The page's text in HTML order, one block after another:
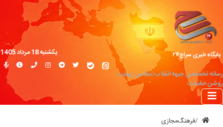
پایگاه خبری سراج۲۴
رسانه تخصصی جبهه انقلاب اسلامی؛ روایت
روشن حقیقت
یکشنبه 18 مرداد 1405
فرهنگ‌مجازی